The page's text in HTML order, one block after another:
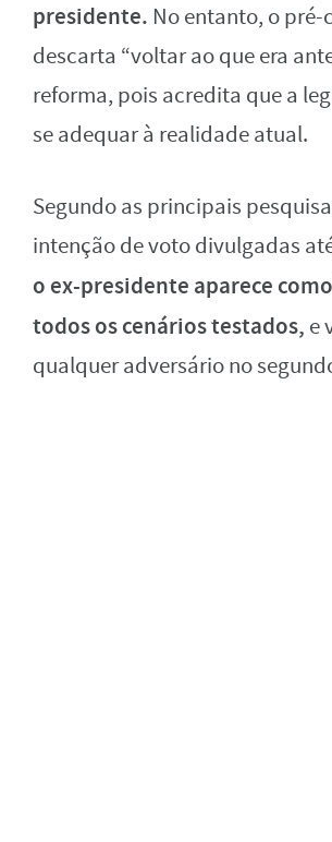
presidente. No entanto, o
descarta “voltar ao que era
reforma, pois acredita que a
se adequar à realidade atual.
Segundo as principais
intenção de voto divulgadas
o ex-presidente aparece
todos os cenários testados, e
qualquer adversário no